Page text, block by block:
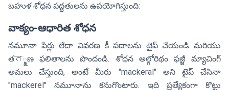
బహుళ శోధన పద్ధతులను ఉపయోగిస్తుంది:
వాక్యం-ఆధారిత శోధన
నమూనా పేర్లు లేదా వివరణ కీ పదాలను టైప్ చేయండి మరియు
తत్క్షణ ఫలితాలను పొందండి. శోధన అల్గోరిథం ఫజ్జీ మ్యాచింగ్
అమలు చేస్తుంది, అంటే మీరు "mackeral" అని టైప్ చేసినా
"mackerel" నమూనాను కనుగొంటారు. ఇది ప్రత్యేకంగా కొట్టు